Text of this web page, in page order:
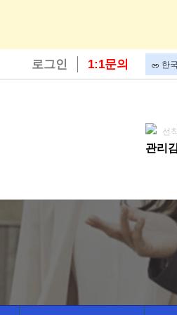
로그인 1:1문의 한
선
관리